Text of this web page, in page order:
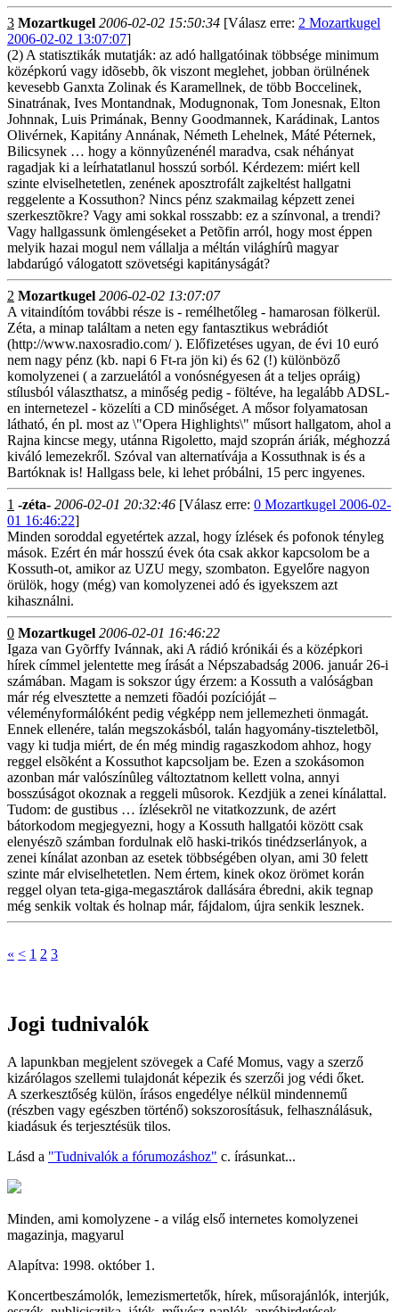
3 Mozartkugel 2006-02-02 15:50:34 [Válasz erre: 2 Mozartkugel
2006-02-02 13:07:07]
(2) A statisztikák mutatják: az adó hallgatóinak többsége minimum
középkorú vagy idõsebb, õk viszont meglehet, jobban örülnének
kevesebb Ganxta Zolinak és Karamellnek, de több Boccelinek,
Sinatrának, Ives Montandnak, Modugnonak, Tom Jonesnak, Elton
Johnnak, Luis Primának, Benny Goodmannek, Karádinak, Lantos
Olivérnek, Kapitány Annának, Németh Lehelnek, Máté Péternek,
Bilicsynek … hogy a könnyûzenénél maradva, csak néhányat
ragadjak ki a leírhatatlanul hosszú sorból. Kérdezem: miért kell
szinte elviselhetetlen, zenének aposztrofált zajkeltést hallgatni
reggelente a Kossuthon? Nincs pénz szakmailag képzett zenei
szerkesztõkre? Vagy ami sokkal rosszabb: ez a színvonal, a trendi?
Vagy hallgassunk ömlengéseket a Petõfin arról, hogy most éppen
melyik hazai mogul nem vállalja a méltán világhírû magyar
labdarúgó válogatott szövetségi kapitányságát?
2 Mozartkugel 2006-02-02 13:07:07
A vitaindítóm további része is - remélhetőleg - hamarosan fölkerül.
Zéta, a minap találtam a neten egy fantasztikus webrádiót
(http://www.naxosradio.com/ ). Előfizetéses ugyan, de évi 10 euró
nem nagy pénz (kb. napi 6 Ft-ra jön ki) és 62 (!) különböző
komolyzenei ( a zarzuelától a vonósnégyesen át a teljes opráig)
stílusból választhatsz, a minőség pedig - föltéve, ha legalább ADSL-
en internetezel - közelíti a CD minőséget. A mősor folyamatosan
látható, én pl. most az \"Opera Highlights\" műsort hallgatom, ahol a
Rajna kincse megy, utánna Rigoletto, majd szoprán áriák, méghozzá
kiváló lemezekről. Szóval van alternatívája a Kossuthnak is és a
Bartóknak is! Hallgass bele, ki lehet próbálni, 15 perc ingyenes.
1 -zéta- 2006-02-01 20:32:46 [Válasz erre: 0 Mozartkugel 2006-02-
01 16:46:22]
Minden soroddal egyetértek azzal, hogy ízlések és pofonok tényleg
mások. Ezért én már hosszú évek óta csak akkor kapcsolom be a
Kossuth-ot, amikor az UZU megy, szombaton. Egyelőre nagyon
örülök, hogy (még) van komolyzenei adó és igyekszem azt
kihasználni.
0 Mozartkugel 2006-02-01 16:46:22
Igaza van Gyõrffy Ivánnak, aki A rádió krónikái és a középkori
hírek címmel jelentette meg írását a Népszabadság 2006. január 26-i
számában. Magam is sokszor úgy érzem: a Kossuth a valóságban
már rég elvesztette a nemzeti fõadói pozícióját –
véleményformálóként pedig végképp nem jellemezheti önmagát.
Ennek ellenére, talán megszokásból, talán hagyomány-tiszteletbõl,
vagy ki tudja miért, de én még mindig ragaszkodom ahhoz, hogy
reggel elsõként a Kossuthot kapcsoljam be. Ezen a szokásomon
azonban már valószínûleg változtatnom kellett volna, annyi
bosszúságot okoznak a reggeli mûsorok. Kezdjük a zenei kínálattal.
Tudom: de gustibus … ízlésekrõl ne vitatkozzunk, de azért
bátorkodom megjegyezni, hogy a Kossuth hallgatói között csak
elenyészõ számban fordulnak elõ haski-trikós tinédzserlányok, a
zenei kínálat azonban az esetek többségében olyan, ami 30 felett
szinte már elviselhetetlen. Nem értem, kinek okoz örömet korán
reggel olyan teta-giga-megasztárok dallására ébredni, akik tegnap
még senkik voltak és holnap már, fájdalom, újra senkik lesznek.
« < 1 2 3
Jogi tudnivalók
A lapunkban megjelent szövegek a Café Momus, vagy a szerző
kizárólagos szellemi tulajdonát képezik és szerzői jog védi őket.
A szerkesztőség külön, írásos engedélye nélkül mindennemű
(részben vagy egészben történő) sokszorosításuk, felhasználásuk,
kiadásuk és terjesztésük tilos.
Lásd a "Tudnivalók a fórumozáshoz" c. írásunkat...
Minden, ami komolyzene - a világ első internetes komolyzenei
magazinja, magyarul
Alapítva: 1998. október 1.
Koncertbeszámolók, lemezismertetők, hírek, műsorajánlók, interjúk,